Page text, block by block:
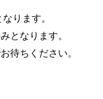
ります。
となります。
待ちください。